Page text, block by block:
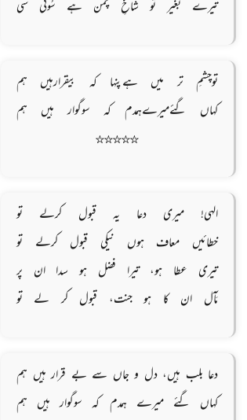
تیرے بغیر تو شاخِ چمن ہے سُونی سی
توچشمِ تر میں ہےپنہا کہ بیقرارہیں ہم
کہاں گئےمیرےہمدم کہ سوگوار ہیں ہم
☆☆☆☆☆
الہی! میری دعا یہ قبول کرلے تو
خطائیں معاف ہوں نیکی قبول کرلے تو
تیری عطا ہو، تیرا فضل ہو سدا ان پر
مَآل ان کا ہو جنت، قبول کر لے تو
دعا بلب ہیں، دل و جاں سے بے قرار ہیں ہم
کہاں گئے میرے ہمدم کہ سوگوار ہیں ہم